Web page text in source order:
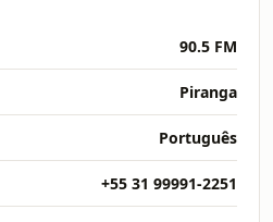
90.5 FM
Piranga
Português
+55 31 99991-2251